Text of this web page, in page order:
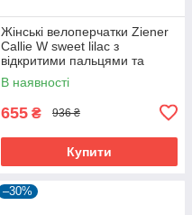
Жінські велоперчатки Ziener
Callie W sweet lilac з
відкритими пальцями та
дихаючою шкірою Amara
В наявності
655 ₴ 936 ₴
Купити
–30%